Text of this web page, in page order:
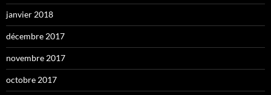
janvier 2018
décembre 2017
novembre 2017
octobre 2017